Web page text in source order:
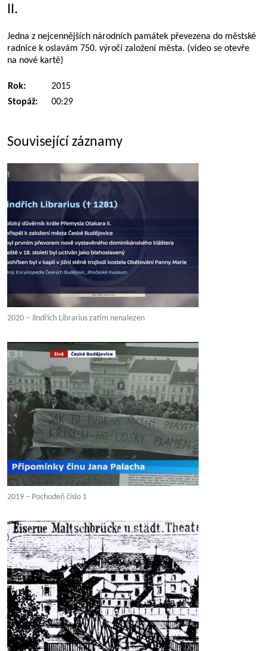
II.
Jedna z nejcennějších národních památek převezena do městské
radnice k oslavám 750. výročí založení města. (video se otevře
na nové kartě)
Rok:
2015
Stopáž:
00:29
Související záznamy
2020 – Jindřich Librarius zatím nenalezen
2019 – Pochodeň číslo 1